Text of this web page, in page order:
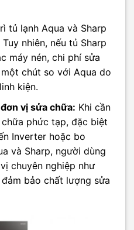
tủ lạnh Aqua và Sharp
nhiên, nếu tủ Sharp
máy nén, chi phí sửa
chút so với Aqua do
kiện.
vị sửa chữa: Khi cần
phức tạp, đặc biệt
Inverter hoặc bo
và Sharp, người dùng
chuyên nghiệp như
bảo chất lượng sửa